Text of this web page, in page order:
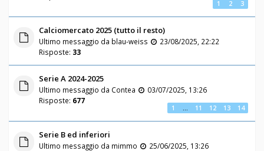
1 2 3
Calciomercato 2025 (tutto il resto)
Ultimo messaggio da blau-weiss
23/08/2025, 22:22
Risposte: 33
Serie A 2024-2025
Ultimo messaggio da Contea
03/07/2025, 13:26
Risposte: 677
1 … 11 12 13 14
Serie B ed inferiori
Ultimo messaggio da mimmo
25/06/2025, 13:26